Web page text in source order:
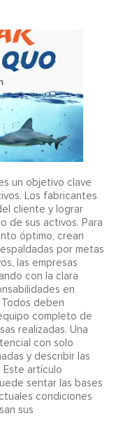
un objetivo clave
Los fabricantes
cliente y lograr
de sus activos. Para
óptimo, crean
por metas
las empresas
con la clara
en
deben
completo de
realizadas. Una
con solo
y describir las
Este artículo
sentar las bases
condiciones
sus